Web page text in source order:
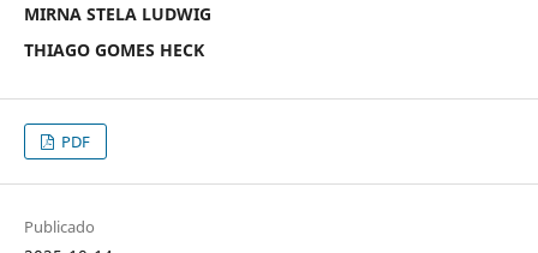
MIRNA STELA LUDWIG
THIAGO GOMES HECK
PDF
Publicado